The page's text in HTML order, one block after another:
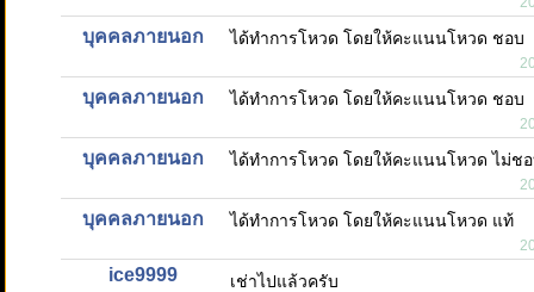
บุคคลภายนอก ได้ทำการโหวด โดยให้คะแนนโหวด ชอบ
บุคคลภายนอก ได้ทำการโหวด โดยให้คะแนนโหวด ชอบ
บุคคลภายนอก ได้ทำการโหวด โดยให้คะแนนโหวด ไม่ช
บุคคลภายนอก ได้ทำการโหวด โดยให้คะแนนโหวด แท้
ice9999 เช่าไปแล้วครับ